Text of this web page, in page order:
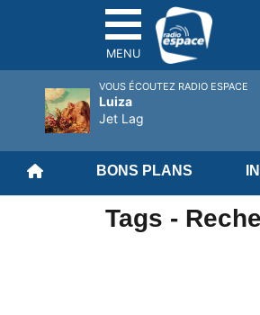
MENU
BONS PLANS
Tags -
VOUS ÉCOUTEZ RADIO ESPACE
Luiza
Jet Lag